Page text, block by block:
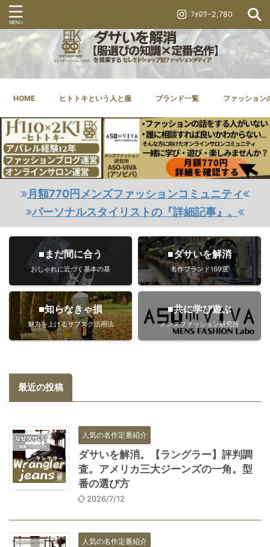
ﾌｫﾛﾜｰ2,780
HOME ヒトトキという人と服 ブランド一覧 ファッション
月額770円メンズファッションコミュニティ
パーソナルスタイリストの『詳細記事』。
■まだ間に合う
おしゃれに近づく基本の基
■ダサいを解消
名作ブランド169選
■知らなきゃ損
魅力を上げるサブスク活用法
■共に学び遊ぶ
メンズファッション研究所
最近の投稿
人気の名作定番紹介
ダサいを解消。【ラングラー】評判調
査。アメリカ三大ジーンズの一角。型
番の選び方
2026/7/12
人気の名作定番紹介